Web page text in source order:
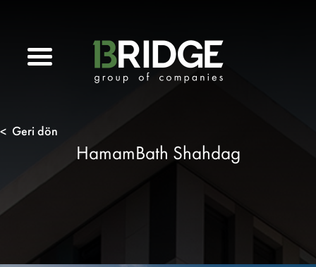
< Geri dön
HamamBath Shahdag